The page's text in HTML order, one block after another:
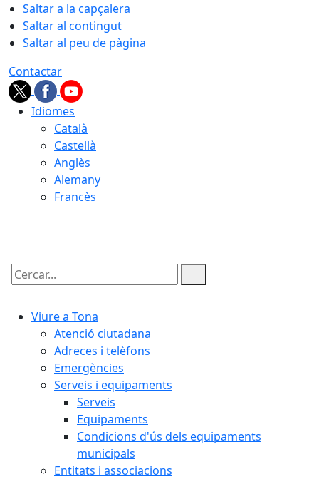
Saltar a la capçalera
Saltar al contingut
Saltar al peu de pàgina
Contactar
Idiomes
Català
Castellà
Anglès
Alemany
Francès
Cercar:
Viure a Tona
Atenció ciutadana
Adreces i telèfons
Emergències
Serveis i equipaments
Serveis
Equipaments
Condicions d'ús dels equipaments
municipals
Entitats i associacions